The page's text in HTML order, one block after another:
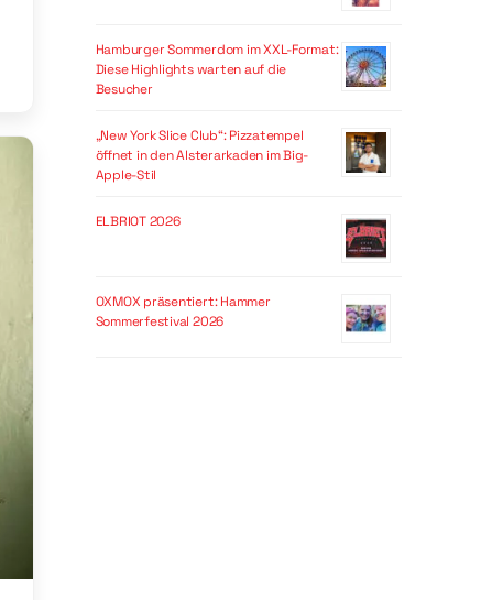
Hamburger Sommerdom im XXL-Format:
Diese Highlights warten auf die
Besucher
„New York Slice Club“: Pizzatempel
öffnet in den Alsterarkaden im Big-
Apple-Stil
ELBRIOT 2026
OXMOX präsentiert: Hammer
Sommerfestival 2026